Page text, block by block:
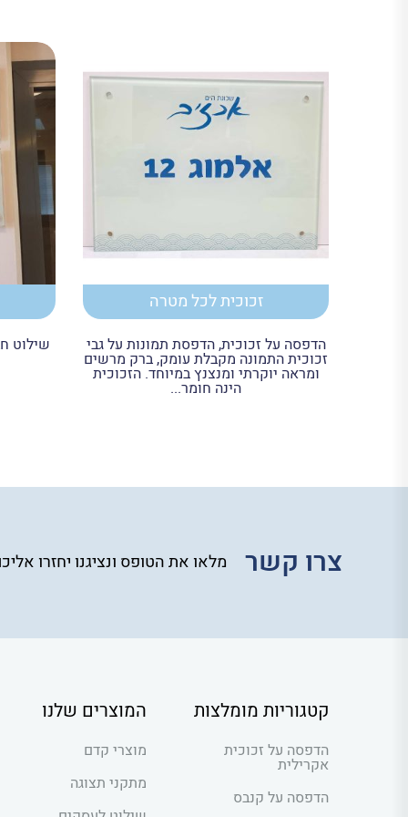
זכוכית לכל מטרה
הדפסה על זכוכית, הדפסת תמונות על גבי
זכוכית התמונה מקבלת עומק, ברק מרשים
ומראה יוקרתי ומנצנץ במיוחד. הזכוכית
הינה חומר...
שילוט
צרו קשר מלאו את הטופס ונציגנו יחזרו
קטגוריות מומלצות
הדפסה על זכוכית
אקרילית
הדפסה על קנבס
המוצרים שלנו
מוצרי קדם
מתקני תצוגה